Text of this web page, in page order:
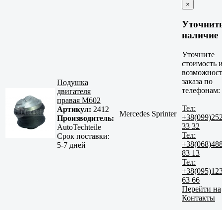
Подушка
двигателя
правая M602
Артикул: 2412
Производитель:
AutoTechteile
Срок поставки:
5-7 дней
Mercedes Sprinter
×
наличие
Уточните
стоимость
заказа по
телефонам:
Тел:
33 32
Тел:
83 13
Тел:
63 66
Перейти на
Контакты